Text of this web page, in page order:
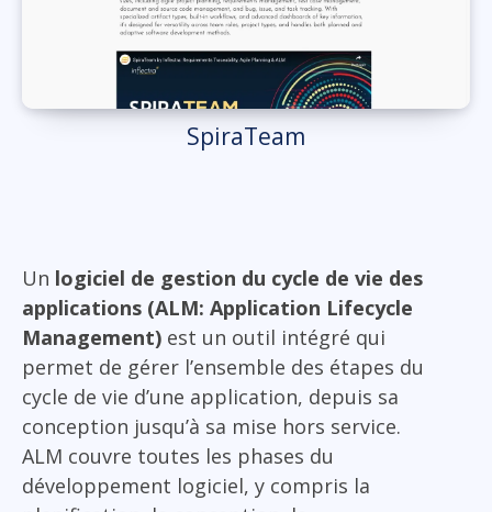
SpiraTeam
Un logiciel de gestion du cycle de vie des
applications (ALM: Application Lifecycle
Management) est un outil intégré qui
permet de gérer l’ensemble des étapes du
cycle de vie d’une application, depuis sa
conception jusqu’à sa mise hors service.
ALM couvre toutes les phases du
développement logiciel, y compris la